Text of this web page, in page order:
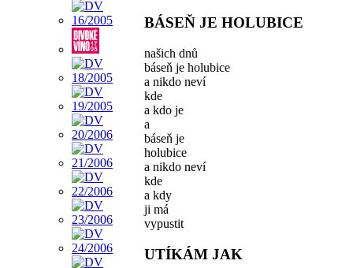
BÁSEŇ JE HOLUBICE
našich dnů
báseň je holubice
a nikdo neví
kde
a kdo je
a
báseň je
holubice
a nikdo neví
kde
a kdy
ji má
vypustit
UTÍKÁM JAK